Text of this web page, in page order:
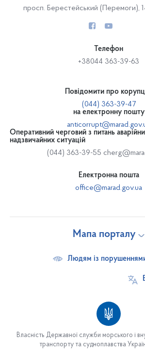
просп. Берестейський (Перемоги),
Телефон
+38044 363-39-63
Повідомити про
(044) 363-39-47
на електронну пошту
Оперативний черговий з питань
надзвичайних ситуацій
(044) 363-39-55
Електронна пошта
office@marad.gov.ua
Власність Державної служби морського і
транспорту та судноплавства
Мапа порталу
Людям із